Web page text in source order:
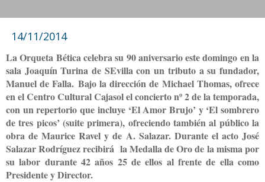
14/11/2014
La Orqueta Bética celebra su 90 aniversario este domingo en la
sala Joaquín Turina de SEvilla con un tributo a su fundador,
Manuel de Falla. Bajo la dirección de Michael Thomas, ofrece
en el Centro Cultural Cajasol el concierto nº 2 de la temporada,
con un repertorio que incluye ‘El Amor Brujo’ y ‘El sombrero
de tres picos’ (suite primera), ofreciendo también al público la
obra de Maurice Ravel y de A. Salazar. Durante el acto José
Salazar Rodríguez recibirá la Medalla de Oro de la misma por
su labor durante 42 años 25 de ellos al frente de ella como
Presidente y Director.